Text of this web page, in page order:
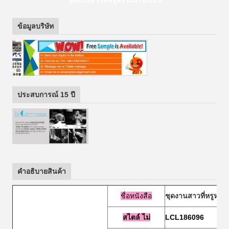
ข้อมูลบริษัท
ประสบการณ์ 15 ปี
คําอธิบายสินค้า
ชื่อหนังสือ ชุดงานสาวที่หรูหร
สไตล์ ไม่ LCL186096